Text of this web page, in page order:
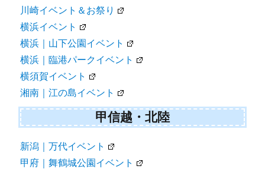
川崎イベント＆お祭り
横浜イベント
横浜｜山下公園イベント
横浜｜臨港パークイベント
横須賀イベント
湘南｜江の島イベント
甲信越・北陸
新潟｜万代イベント
甲府｜舞鶴城公園イベント